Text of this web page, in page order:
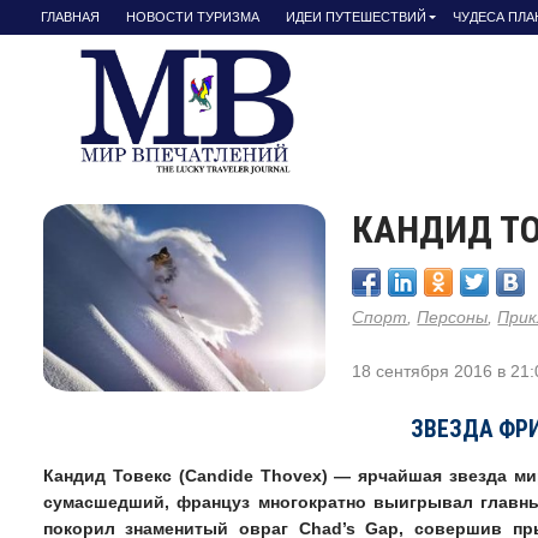
ГЛАВНАЯ НОВОСТИ ТУРИЗМА ИДЕИ ПУТЕШЕСТВИЙ ЧУДЕСА
КАНДИД
Спорт ,Персоны ,
18 сентября 2016 в
ЗВЕЗДА
Кандид Товекс (Candide Thovex) — ярчайшая звезда
сумасшедший, француз многократно выигрывал
покорил знаменитый овраг Chad’s Gap, совершив